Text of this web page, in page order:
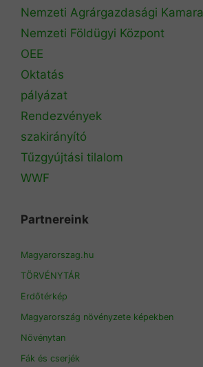
Nemzeti Agrárgazdasági Kamara
Nemzeti Földügyi Központ
OEE
Oktatás
pályázat
Rendezvények
szakirányító
Tűzgyújtási tilalom
WWF
Partnereink
Magyarorszag.hu
TÖRVÉNYTÁR
Erdőtérkép
Magyarország növényzete képekben
Növénytan
Fák és cserjék